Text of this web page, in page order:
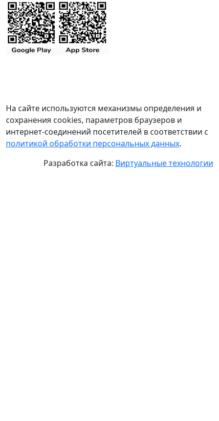
На сайте используются механизмы определения и
сохранения cookies, параметров браузеров и
интернет-соединений посетителей в соответствии с
политикой обработки персональных данных.
Разработка сайта: Виртуальные технологии